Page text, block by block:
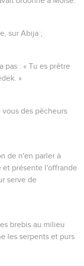
sur Abija ;
pas : « Tu es prêtre
»
vous des pêcheurs
de n'en parler à
et présente l'offrande
serve de
brebis au milieu
les serpents et purs